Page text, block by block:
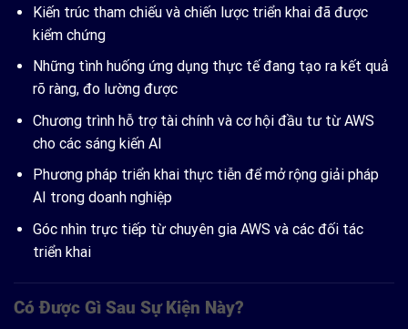
Kiến trúc tham chiếu và chiến lược triển khai đã được
kiểm chứng
Những tình huống ứng dụng thực tế đang tạo ra kết quả
rõ ràng, đo lường được
Chương trình hỗ trợ tài chính và cơ hội đầu tư từ AWS
cho các sáng kiến AI
Phương pháp triển khai thực tiễn để mở rộng giải pháp
AI trong doanh nghiệp
Góc nhìn trực tiếp từ chuyên gia AWS và các đối tác
triển khai
Có Được Gì Sau Sự Kiện Này?